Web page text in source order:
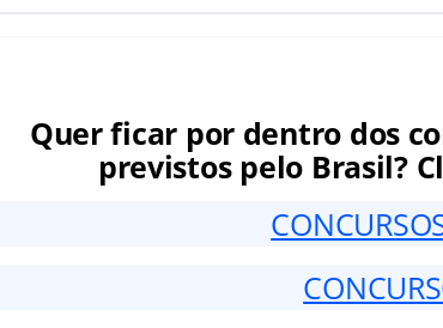
Quer ficar por dentro dos
previstos pelo Brasil?